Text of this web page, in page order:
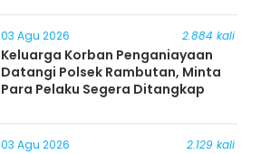
03 Agu 2026 2.884 kali
Keluarga Korban Penganiayaan
Datangi Polsek Rambutan, Minta
Para Pelaku Segera Ditangkap
03 Agu 2026 2.129 kali